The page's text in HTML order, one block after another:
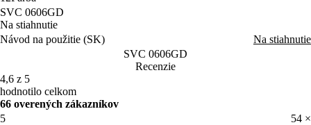
SVC 0606GD
Na stiahnutie
Návod na použitie (SK)
Na stiahnutie
SVC 0606GD
Recenzie
4,6 z 5
hodnotilo celkom
66 overených zákazníkov
5
54 ×